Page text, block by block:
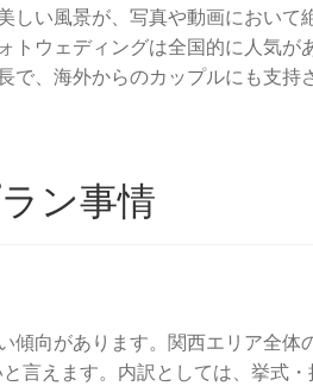
しい風景が、写真や動画において
トウェディングは全国的に人気が
、海外からのカップルにも支持
ン事情
向があります。関西エリア全体
言えます。内訳としては、挙式